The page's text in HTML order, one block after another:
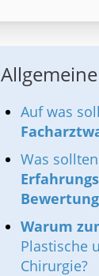
Auf was
Was
Warum
Plastische
Chirurgie?